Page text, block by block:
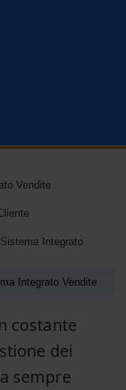
Vendite
Integrato
Integrato Vendite
costante
dei
sempre